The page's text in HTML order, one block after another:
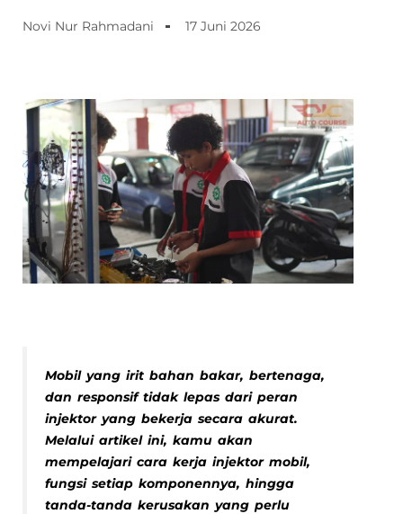
Novi Nur Rahmadani 17 Juni 2026
Mobil yang irit bahan bakar, bertenaga,
dan responsif tidak lepas dari peran
injektor yang bekerja secara akurat.
Melalui artikel ini, kamu akan
mempelajari cara kerja injektor mobil,
fungsi setiap komponennya, hingga
tanda-tanda kerusakan yang perlu